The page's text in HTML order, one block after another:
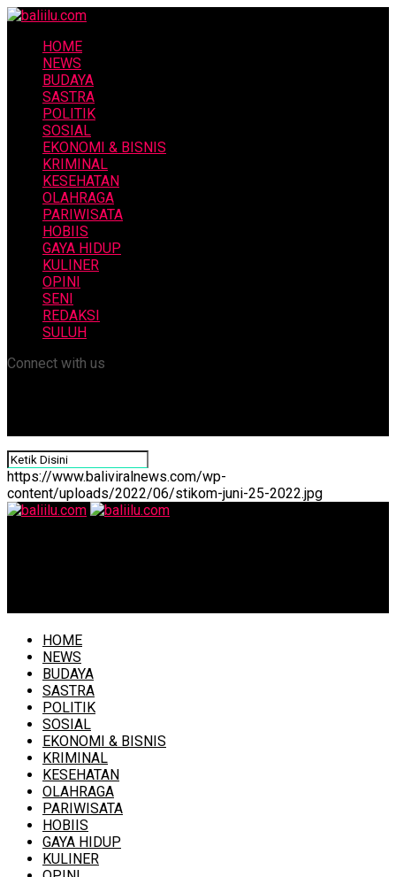
HOME
NEWS
BUDAYA
SASTRA
POLITIK
SOSIAL
EKONOMI & BISNIS
KRIMINAL
KESEHATAN
OLAHRAGA
PARIWISATA
HOBIIS
GAYA HIDUP
KULINER
OPINI
SENI
REDAKSI
SULUH
Connect with us
https://www.baliviralnews.com/wp-
content/uploads/2022/06/stikom-juni-25-2022.jpg
HOME
NEWS
BUDAYA
SASTRA
POLITIK
SOSIAL
EKONOMI & BISNIS
KRIMINAL
KESEHATAN
OLAHRAGA
PARIWISATA
HOBIIS
GAYA HIDUP
KULINER